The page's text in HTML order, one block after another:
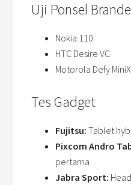
Uji Ponsel
Nokia 110
HTC Desire VC
Motorola Defy
Tes Gadget
Fujitsu: Tablet
Pixcom Andro
pertama
Jabra Sport: